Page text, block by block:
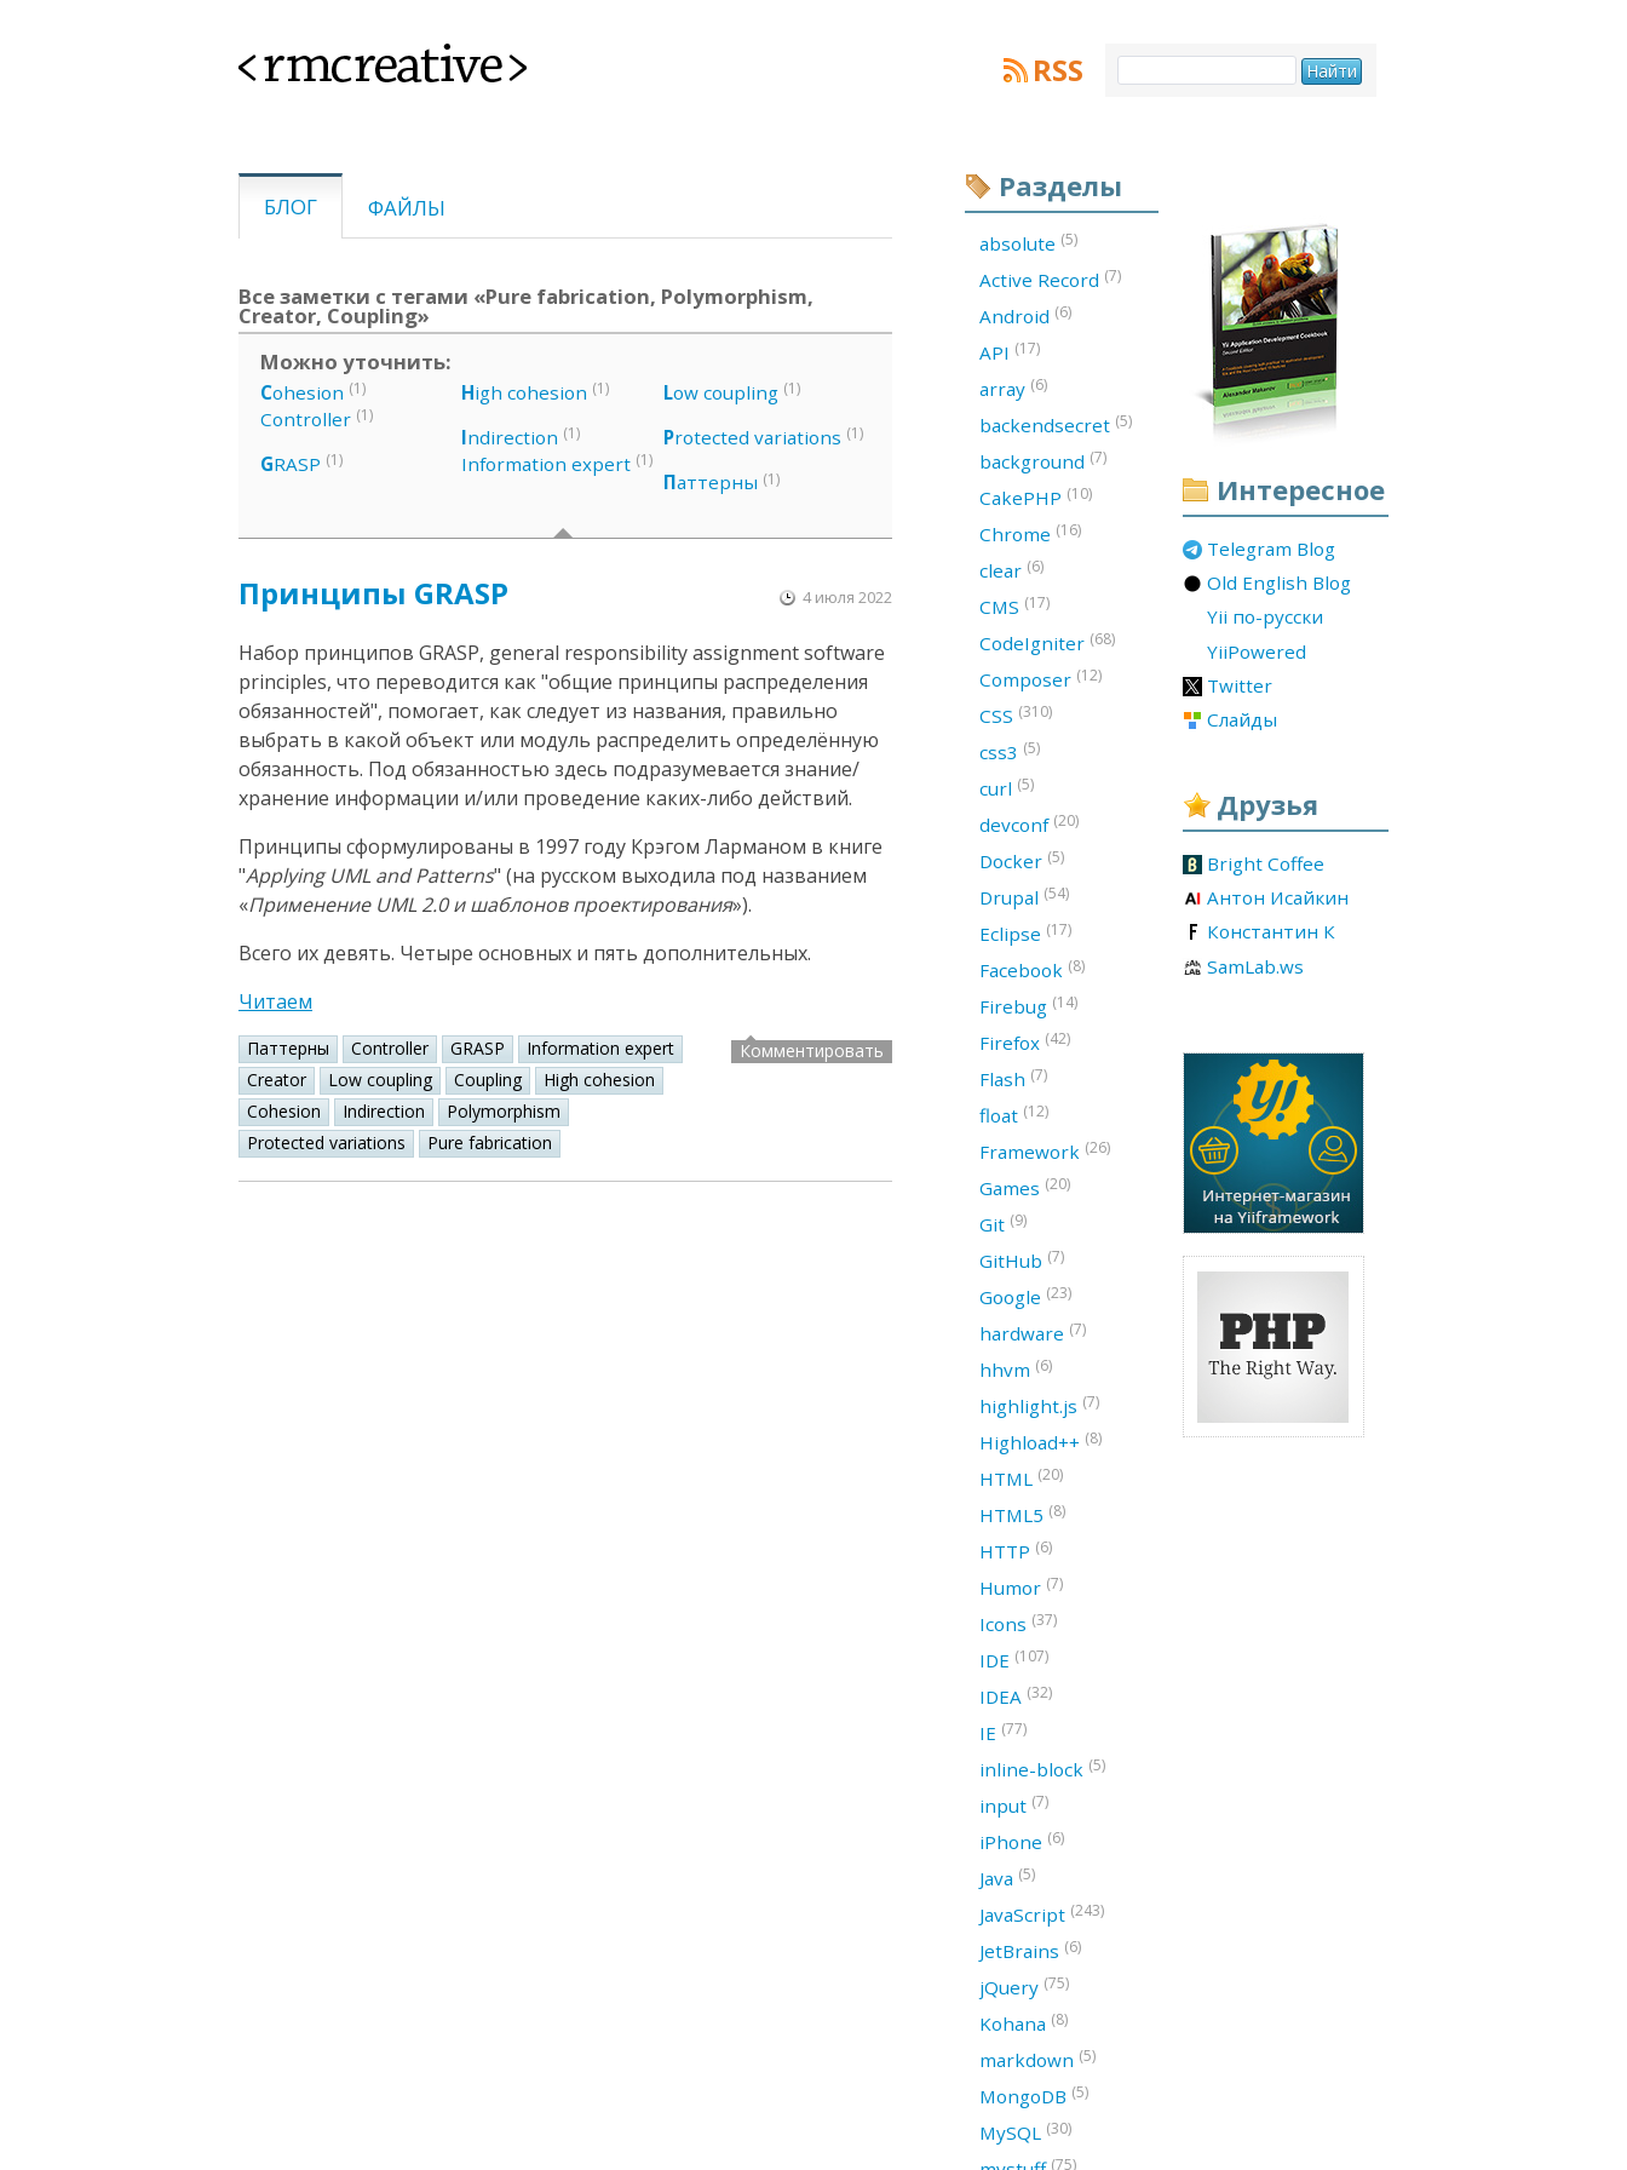
<rmcreative> RSS
БЛОГ ФАЙЛЫ
Все заметки с тегами «Pure fabrication, Polymorphism,
Creator, Coupling»
Можно уточнить:
Cohesion (1)
Controller (1)
GRASP (1)
High cohesion (1)
Indirection (1)
Information expert (1)
Low coupling (1)
Protected variations (1)
Паттерны (1)
Принципы GRASP 4 июля 2022
Набор принципов GRASP, general responsibility assignment software
principles, что переводится как "общие принципы распределения
обязанностей", помогает, как следует из названия, правильно
выбрать в какой объект или модуль распределить определённую
обязанность. Под обязанностью здесь подразумевается знание/
хранение информации и/или проведение каких-либо действий.
Принципы сформулированы в 1997 году Крэгом Ларманом в книге
"Applying UML and Patterns" (на русском выходила под названием
«Применение UML 2.0 и шаблонов проектирования»).
Всего их девять. Четыре основных и пять дополнительных.
Читаем
Паттерны Controller GRASP
Information expert
Creator
Low coupling Coupling
High cohesion
Cohesion
Indirection
Polymorphism
Protected variations
Pure fabrication
Комментировать
Интересное
Telegram Blog
Old English Blog
Yii по-русски
YiiPowered
Twitter
Слайды
Друзья
Bright Coffee
Антон Исайкин
Константин К
SamLab.ws
Разделы
absolute (5)
Active Record (7)
Android (6)
API (17)
array (6)
backendsecret (5)
background (7)
CakePHP (10)
Chrome (16)
clear (6)
CMS (17)
CodeIgniter (68)
Composer (12)
CSS (310)
css3 (5)
curl (5)
devconf (20)
Docker (5)
Drupal (54)
Eclipse (17)
Facebook (8)
Firebug (14)
Firefox (42)
Flash (7)
float (12)
Framework (26)
Games (20)
Git (9)
GitHub (7)
Google (23)
hardware (7)
hhvm (6)
highlight.js (7)
Highload++ (8)
HTML (20)
HTML5 (8)
HTTP (6)
Humor (7)
Icons (37)
IDE (107)
IDEA (32)
IE (77)
inline-block (5)
input (7)
iPhone (6)
Java (5)
JavaScript (243)
JetBrains (6)
jQuery (75)
Kohana (8)
markdown (5)
MongoDB (5)
MySQL (30)
(75)